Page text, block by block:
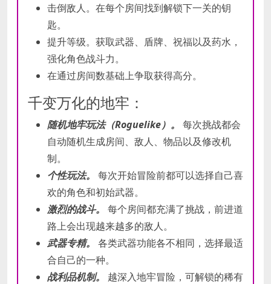
击倒敌人。在每个房间找到解锁下一关的钥
匙。
提升等级。获取武器、盾牌、祝福以及药水，
强化角色战斗力。
在通过房间数基础上争取获得高分。
千变万化的地牢：
随机地牢玩法（Roguelike）。
每次挑战都会
自动随机生成房间、敌人、物品以及修改机
制。
个性玩法。
每次开始冒险前都可以选择自己喜
欢的角色和初始武器。
激烈的战斗。
每个房间都充满了挑战，前进道
路上会出现越来越多的敌人。
武器专精。
各类武器功能各不相同，选择最适
合自己的一种。
战利品机制。
越深入地牢冒险，可解锁的稀有